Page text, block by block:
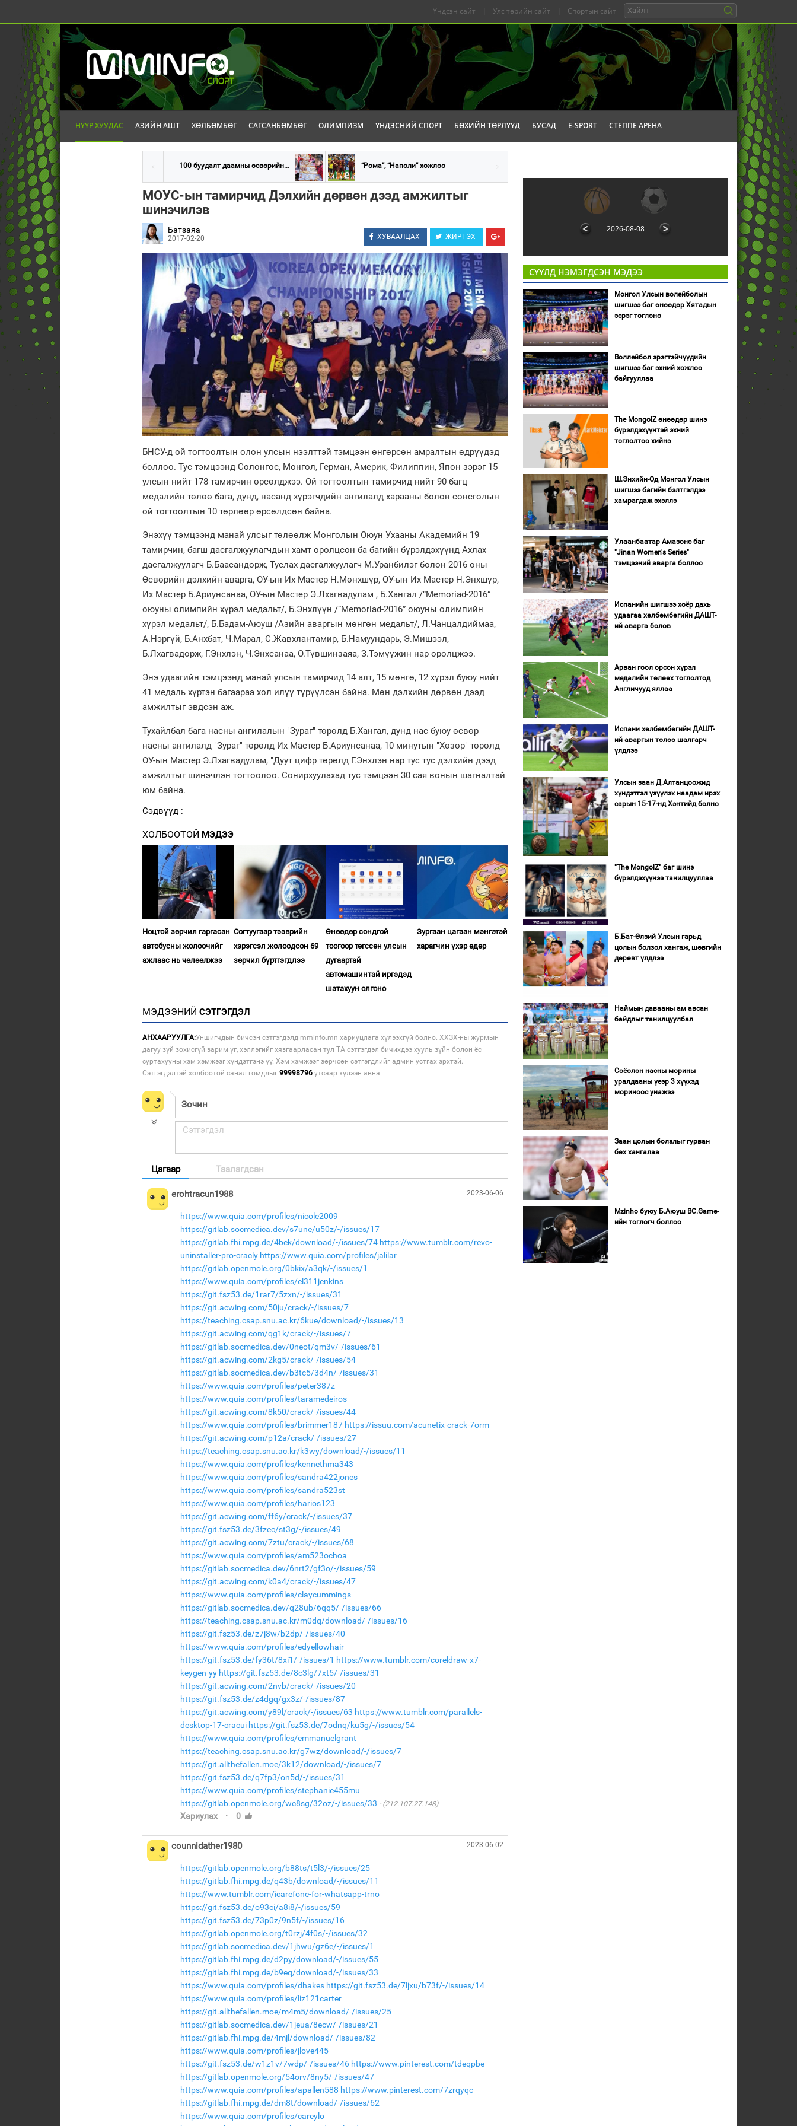
Үндсэн сайт | Улс төрийн сайт | Спортын сайт
НҮҮР ХУУДАС АЗИЙН АШТ ХӨЛБӨМБӨГ САГСАНБӨМБӨГ ОЛИМПИЗМ ҮНДЭСНИЙ СПОРТ БӨХИЙН ТӨРЛҮҮД БУСАД E-SPORT СТЕППЕ АРЕНА
100 буудалт даамны өсвөрийн... “Рома”, “Наполи” хожлоо
МОУС-ын тамирчид Дэлхийн дөрвөн дээд амжилтыг
шинэчилэв
Батзаяа
2017-02-20 ХУВААЛЦАХ ЖИРГЭХ
БНСУ-д ой тогтоолтын олон улсын нээлттэй тэмцээн өнгөрсөн амралтын өдрүүдэд
боллоо. Тус тэмцээнд Солонгос, Монгол, Герман, Америк, Филиппин, Япон зэрэг 15
улсын нийт 178 тамирчин өрсөлджээ. Ой тогтоолтын тамирчид нийт 90 багц
медалийн төлөө бага, дунд, насанд хүрэгчдийн ангилалд харааны болон сонсголын
ой тогтоолтын 10 төрлөөр өрсөлдсөн байна.
Энэхүү тэмцээнд манай улсыг төлөөлж Монголын Оюун Ухааны Академийн 19
тамирчин, багш дасгалжуулагчдын хамт оролцсон ба багийн бүрэлдэхүүнд Ахлах
дасгалжуулагч Б.Баасандорж, Туслах дасгалжуулагч М.Уранбилэг болон 2016 оны
Өсвөрийн дэлхийн аварга, ОУ-ын Их Мастер Н.Мөнхшүр, ОУ-ын Их Мастер Н.Энхшүр,
Их Мастер Б.Ариунсанаа, ОУ-ын Мастер Э.Лхагвадулам , Б.Хангал /“Memoriad-2016”
оюуны олимпийн хүрэл медальт/, Б.Энхлүүн /“Memoriad-2016” оюуны олимпийн
хүрэл медальт/, Б.Бадам-Аюуш /Азийн аваргын мөнгөн медальт/, Л.Чанцалдиймаа,
А.Нэргүй, Б.Анхбат, Ч.Марал, С.Жавхлантамир, Б.Намуундарь, Э.Мишээл,
Б.Лхагвадорж, Г.Энхлэн, Ч.Энхсанаа, О.Түвшинзаяа, З.Тэмүүжин нар оролцжээ.
Энэ удаагийн тэмцээнд манай улсын тамирчид 14 алт, 15 мөнгө, 12 хүрэл буюу нийт
41 медаль хүртэн багаараа хол илүү түрүүлсэн байна. Мөн дэлхийн дөрвөн дээд
амжилтыг эвдсэн аж.
Тухайлбал бага насны ангилалын "Зураг" төрөлд Б.Хангал, дунд нас буюу өсвөр
насны ангилалд "Зураг" төрөлд Их Мастер Б.Ариунсанаа, 10 минутын "Хөзөр" төрөлд
ОУ-ын Мастер Э.Лхагвадулам, "Дуут цифр төрөлд Г.Энхлэн нар тус тус дэлхийн дээд
амжилтыг шинэчлэн тогтоолоо. Сонирхуулахад тус тэмцээн 30 сая вонын шагналтай
юм байна.
Сэдвүүд :
ХОЛБООТОЙ МЭДЭЭ
Ноцтой зөрчил гаргасан
автобусны жолоочийг
ажлаас нь чөлөөлжээ
Согтуугаар тээврийн
хэрэгсэл жолоодсон 69
зөрчил бүртгэгдлээ
Өнөөдөр сондгой
тоогоор төгссөн улсын
дугаартай
автомашинтай иргэдэд
шатахуун олгоно
Зургаан цагаан мэнгэтэй
харагчин үхэр өдөр
МЭДЭЭНИЙ СЭТГЭГДЭЛ
АНХААРУУЛГА:Уншигчдын бичсэн сэтгэгдэлд mminfo.mn хариуцлага хүлээхгүй болно. ХХЗХ-ны журмын
дагуу зүй зохисгүй зарим үг, хэллэгийг хязгаарласан тул ТА сэтгэгдэл бичихдээ хууль зүйн болон ёс
суртахууны хэм хэмжээг хүндэтгэнэ үү. Хэм хэмжээг зөрчсөн сэтгэгдлийг админ устгах эрхтэй.
Сэтгэгдэлтэй холбоотой санал гомдлыг99998796 утсаар хүлээн авна.
Цагаар Таалагдсан
2023-06-06
erohtracun1988
https://www.quia.com/profiles/nicole2009
https://gitlab.socmedica.dev/s7une/u50z/-/issues/17
https://gitlab.fhi.mpg.de/4bek/download/-/issues/74 https://www.tumblr.com/revo-
uninstaller-pro-cracly https://www.quia.com/profiles/jalilar
https://gitlab.openmole.org/0bkix/a3qk/-/issues/1
https://www.quia.com/profiles/el311jenkins
https://git.fsz53.de/1rar7/5zxn/-/issues/31
https://git.acwing.com/50ju/crack/-/issues/7
https://teaching.csap.snu.ac.kr/6kue/download/-/issues/13
https://git.acwing.com/qg1k/crack/-/issues/7
https://gitlab.socmedica.dev/0neot/qm3v/-/issues/61
https://git.acwing.com/2kg5/crack/-/issues/54
https://gitlab.socmedica.dev/b3tc5/3d4n/-/issues/31
https://www.quia.com/profiles/peter387z
https://www.quia.com/profiles/taramedeiros
https://git.acwing.com/8k50/crack/-/issues/44
https://www.quia.com/profiles/brimmer187 https://issuu.com/acunetix-crack-7orm
https://git.acwing.com/p12a/crack/-/issues/27
https://teaching.csap.snu.ac.kr/k3wy/download/-/issues/11
https://www.quia.com/profiles/kennethma343
https://www.quia.com/profiles/sandra422jones
https://www.quia.com/profiles/sandra523st
https://www.quia.com/profiles/harios123
https://git.acwing.com/ff6y/crack/-/issues/37
https://git.fsz53.de/3fzec/st3g/-/issues/49
https://git.acwing.com/7ztu/crack/-/issues/68
https://www.quia.com/profiles/am523ochoa
https://gitlab.socmedica.dev/6nrt2/gf3o/-/issues/59
https://git.acwing.com/k0a4/crack/-/issues/47
https://www.quia.com/profiles/claycummings
https://gitlab.socmedica.dev/q28ub/6qq5/-/issues/66
https://teaching.csap.snu.ac.kr/m0dq/download/-/issues/16
https://git.fsz53.de/z7j8w/b2dp/-/issues/40
https://www.quia.com/profiles/edyellowhair
https://git.fsz53.de/fy36t/8xi1/-/issues/1 https://www.tumblr.com/coreldraw-x7-
keygen-yy https://git.fsz53.de/8c3lg/7xt5/-/issues/31
https://git.acwing.com/2nvb/crack/-/issues/20
https://git.fsz53.de/z4dgq/gx3z/-/issues/87
https://git.acwing.com/y89l/crack/-/issues/63 https://www.tumblr.com/parallels-
desktop-17-cracui https://git.fsz53.de/7odnq/ku5g/-/issues/54
https://www.quia.com/profiles/emmanuelgrant
https://teaching.csap.snu.ac.kr/g7wz/download/-/issues/7
https://git.allthefallen.moe/3k12/download/-/issues/7
https://git.fsz53.de/q7fp3/on5d/-/issues/31
https://www.quia.com/profiles/stephanie455mu
https://gitlab.openmole.org/wc8sg/32oz/-/issues/33
(212.107.27.148)
Хариулах · 0
2023-06-02
counnidather1980
https://gitlab.openmole.org/b88ts/t5l3/-/issues/25
https://gitlab.fhi.mpg.de/q43b/download/-/issues/11
https://www.tumblr.com/icarefone-for-whatsapp-trno
https://git.fsz53.de/o93ci/a8i8/-/issues/59
https://git.fsz53.de/73p0z/9n5f/-/issues/16
https://gitlab.openmole.org/t0rzj/4f0s/-/issues/32
https://gitlab.socmedica.dev/1jhwu/gz6e/-/issues/1
https://gitlab.fhi.mpg.de/d2py/download/-/issues/55
https://gitlab.fhi.mpg.de/b9eq/download/-/issues/33
https://www.quia.com/profiles/dhakes https://git.fsz53.de/7ljxu/b73f/-/issues/14
https://www.quia.com/profiles/liz121carter
https://git.allthefallen.moe/m4m5/download/-/issues/25
https://gitlab.socmedica.dev/1jeua/8ecw/-/issues/21
https://gitlab.fhi.mpg.de/4mjl/download/-/issues/82
https://www.quia.com/profiles/jlove445
https://git.fsz53.de/w1z1v/7wdp/-/issues/46 https://www.pinterest.com/tdeqpbe
https://gitlab.openmole.org/54orv/8ny5/-/issues/47
https://www.quia.com/profiles/apallen588 https://www.pinterest.com/7zrqyqc
https://gitlab.fhi.mpg.de/dm8t/download/-/issues/62
https://www.quia.com/profiles/careylo
2026-08-08
СҮҮЛД НЭМЭГДСЭН МЭДЭЭ
Монгол Улсын волейболын
шигшээ баг өнөөдөр Хятадын
эсрэг тоглоно
Воллейбол эрэгтэйчүүдийн
шигшээ баг эхний хожлоо
байгууллаа
The MongolZ өнөөдөр шинэ
бүрэлдэхүүнтэй эхний
тоглолтоо хийнэ
Ш.Энхийн-Од Монгол Улсын
шигшээ багийн бэлтгэлдээ
хамрагдаж эхэллэ
Улаанбаатар Амазонс баг
"Jinan Women's Series"
тэмцээний аварга боллоо
Испанийн шигшээ хоёр дахь
удаагаа хөлбөмбөгийн ДАШТ-
ий аварга болов
Арван гоол орсон хүрэл
медалийн төлөөх тоглолтод
Англичууд яллаа
Испани хөлбөмбөгийн ДАШТ-
ий аваргын төлөө шалгарч
үлдлээ
Улсын заан Д.Алтанцоожид
хүндэтгэл үзүүлэх наадам ирэх
сарын 15-17-нд Хэнтийд болно
"The MongolZ" баг шинэ
бүрэлдэхүүнээ танилцууллаа
Б.Бат-Өлзий Улсын гарьд
цолын болзол хангаж, шөвгийн
дөрөвт үлдлээ
Наймын давааны ам авсан
байдлыг танилцуулбал
Соёолон насны морины
уралдааны үеэр 3 хүүхэд
мориноос унажээ
Заан цолын болзлыг гурван
бөх хангалаа
Mzinho буюу Б.Аюуш BC.Game-
ийн тоглогч боллоо